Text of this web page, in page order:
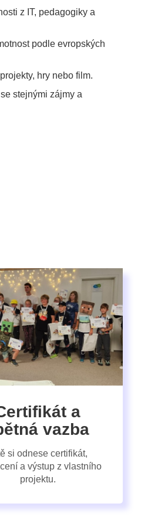
z IT, pedagogiky a
podle evropských
hry nebo film.
stejnými zájmy a
a
vazba
si odnese certifikát,
a výstup z vlastního
projektu.